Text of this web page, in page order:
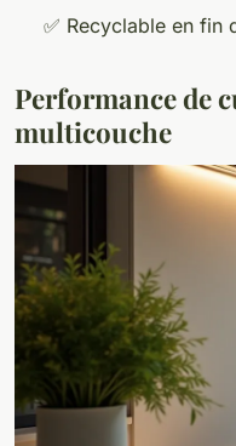
✅ Recyclable en fin
Performance de
multicouche